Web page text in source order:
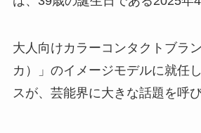
大人向けカラーコンタクトブラ
カ）」のイメージモデルに就任
スが、芸能界に大きな話題を呼び